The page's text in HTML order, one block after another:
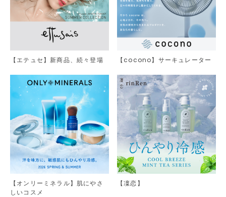
【エテュセ】新商品、続々登場 【cocono】サーキュレーター
【オンリーミネラル】肌にやさ
しいコスメ
【凜恋】